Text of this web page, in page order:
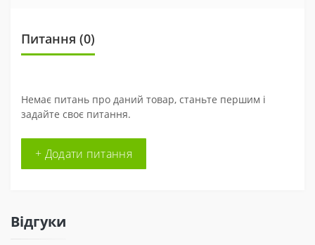
Питання (0)
Немає питань про даний товар, станьте першим і
задайте своє питання.
+ Додати питання
Відгуки